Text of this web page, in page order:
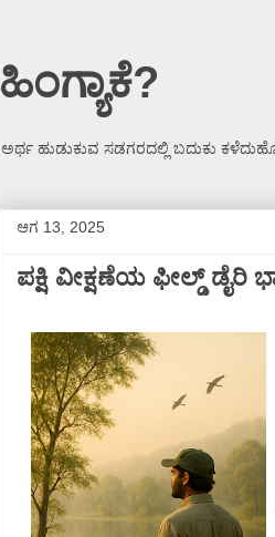
ಹಿಂಗ್ಯಾಕೆ?
ಅರ್ಥ ಹುಡುಕುವ ಸಡಗರದಲ್ಲಿ ಬದುಕು
ಆಗ 13, 2025
ಪಕ್ಷಿ ವೀಕ್ಷಣೆಯ ಫೀಲ್ಡ್‌ ಡೈರಿ